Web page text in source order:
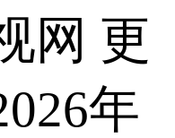
网 更
年